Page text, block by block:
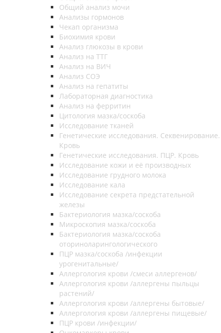
Общий анализ мочи
Анализы гормонов
Чекап организма
Биохимия крови
Анализ глюкозы в крови
Анализ на ТТГ
Анализ на ВИЧ
Анализ СОЭ
Анализ на гепатиты
Лабораторная диагностика
Анализ на ферритин
Цитология мазка/соскоба
Исследование тканей
Генетические исследования. Секвенирование.
Кровь
Генетические исследования. ПЦР. Кровь
Исследование кожи и её производных
Исследование грудного молока
Исследование кала
Исследование секрета предстательной
железы
Бактериология мазка/соскоба
Микроскопия мазка/соскоба
Бактериология мазка/соскоба
оториноларингологического
ПЦР мазка/соскоба /инфекции
урогенитальные/
Аллергология крови /смеси аллергенов/
Аллергология крови /аллергены пыльцы
растений/
Аллергология крови /аллергены бытовые/
Аллергология крови /аллергены пищевые/
ПЦР крови /инфекции/